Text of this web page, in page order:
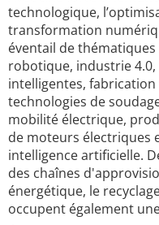
technologique,
transformation
éventail de
robotique, industrie
intelligentes,
technologies de
mobilité électrique,
de moteurs électriques
intelligence artificielle.
des chaînes
énergétique, le
occupent également